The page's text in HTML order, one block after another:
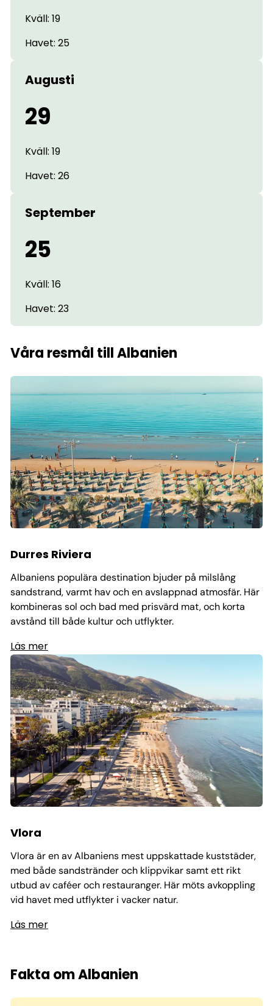
Kväll: 19
Havet: 25
Augusti
29
Kväll: 19
Havet: 26
September
25
Kväll: 16
Havet: 23
Våra resmål till Albanien
Durres Riviera
Albaniens populära destination bjuder på milslång
sandstrand, varmt hav och en avslappnad atmosfär. Här
kombineras sol och bad med prisvärd mat, och korta
avstånd till både kultur och utflykter.
Läs mer
Vlora
Vlora är en av Albaniens mest uppskattade kuststäder,
med både sandstränder och klippvikar samt ett rikt
utbud av caféer och restauranger. Här möts avkoppling
vid havet med utflykter i vacker natur.
Läs mer
Fakta om Albanien